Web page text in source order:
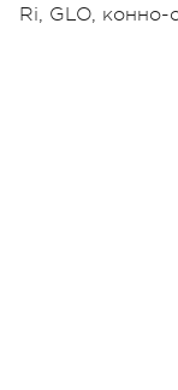
Ri, GLO,